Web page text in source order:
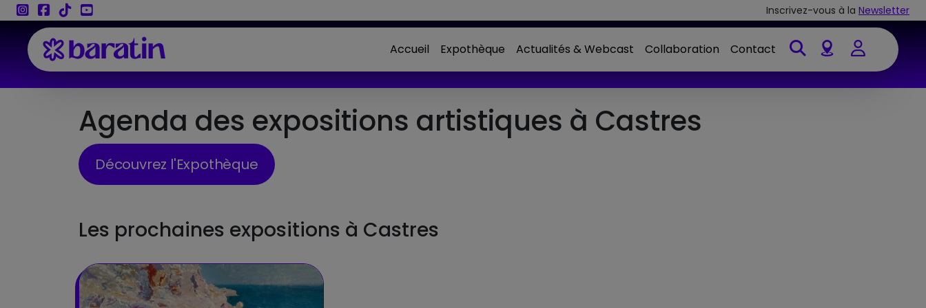
Aller au contenu Inscrivez-vous à la Newsletter
Accueil Expothèque Actualités & Webcast Collaboration
Contact
Account
Agenda des expositions artistiques à Castres
Découvrez l'Expothèque
Les prochaines expositions à Castres